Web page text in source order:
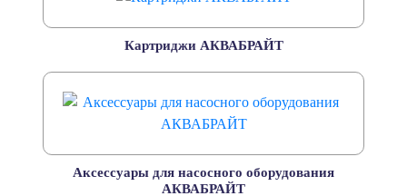
Картриджи АКВАБРАЙТ
Аксессуары для насосного оборудования
АКВАБРАЙТ